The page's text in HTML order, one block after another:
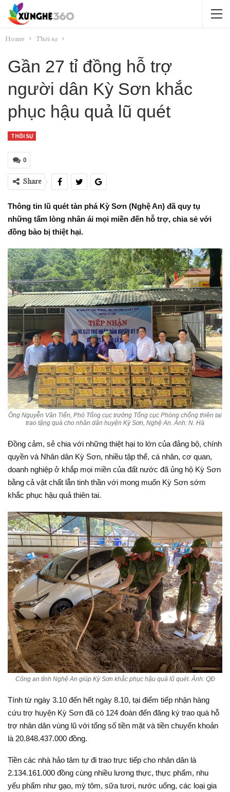
Home Thời sự
Gần 27 tỉ đồng hỗ trợ
người dân Kỳ Sơn khắc
phục hậu quả lũ quét
THỜI SỰ
0
Share
Thông tin lũ quét tàn phá Kỳ Sơn (Nghệ An) đã quy tụ
những tấm lòng nhân ái mọi miền đến hỗ trợ, chia sẻ với
đồng bào bị thiệt hại.
Ông Nguyễn Văn Tiến, Phó Tổng cục trưởng Tổng cục Phòng chống thiên tai
trao tặng quà cho nhân dân huyện Kỳ Sơn, Nghệ An. Ảnh: N. Hà
Đồng cảm, sẻ chia với những thiệt hại to lớn của đảng bộ, chính
quyền và Nhân dân Kỳ Sơn, nhiều tập thể, cá nhân, cơ quan,
doanh nghiệp ở khắp mọi miền của đất nước đã ủng hộ Kỳ Sơn
bằng cả vật chất lẫn tinh thần với mong muốn Kỳ Sơn sớm
khắc phục hậu quả thiên tai.
Công an tỉnh Nghệ An giúp Kỳ Sơn khắc phục hậu quả lũ quét. Ảnh: QĐ
Tính từ ngày 3.10 đến hết ngày 8.10, tại điểm tiếp nhận hàng
cứu trợ huyện Kỳ Sơn đã có 124 đoàn đến đăng ký trao quà hỗ
trợ nhân dân vùng lũ với tổng số tiền mặt và tiền chuyển khoản
là 20.848.437.000 đồng.
Tiền các nhà hảo tâm tự đi trao trực tiếp cho nhân dân là
2.134.161.000 đồng cùng nhiều lương thực, thực phẩm, nhu
yếu phẩm như gạo, mỳ tôm, sữa tươi, nước uống, các loại gia